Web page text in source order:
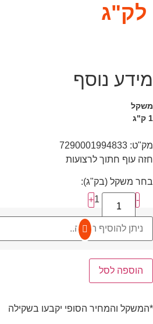
לק"ג
מידע נוסף
משקל
1 ק"ג
מק"ט: 7290001994833
חזה עוף חתוך לרצועות
בחר משקל (בק"ג):
-
1
+
הוספה לסל
*המשקל והמחיר הסופי יקבעו בשקילה